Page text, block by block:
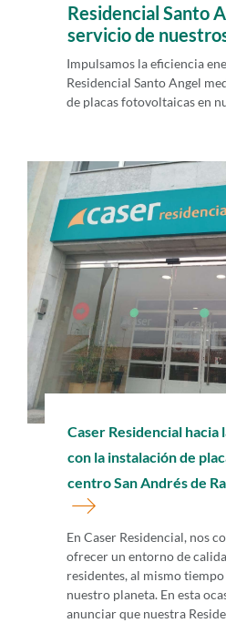
Residencial Santo
servicio de
Impulsamos la eficiencia
Residencial Santo Angel
de placas fotovoltaicas en
Caser Residencial hacia
con la instalación de
centro San Andrés de
En Caser Residencial, nos
ofrecer un entorno de
residentes, al mismo
nuestro planeta. En esta
anunciar que nuestra